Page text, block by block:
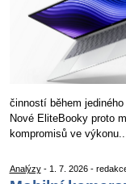
činností během
Nové EliteBooky proto
kompromisů ve
Analýzy- 1. 7. 2026 -